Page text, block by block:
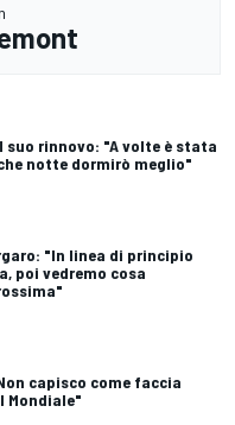
suo rinnovo: "A volte è stata
notte dormirò meglio"
"In linea di principio
poi vedremo cosa
capisco come faccia
Mondiale"